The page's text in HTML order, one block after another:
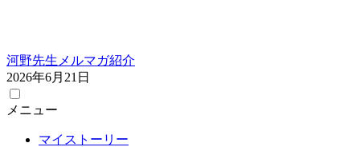
河野先生メルマガ紹介
2026年6月21日
メニュー
マイストーリー